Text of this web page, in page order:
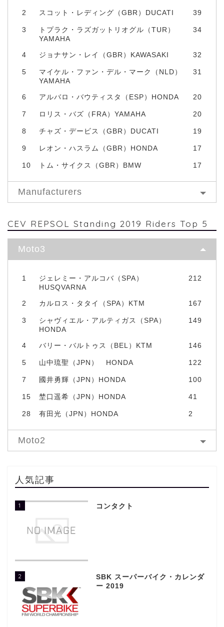
2 スコット・レディング（GBR）DUCATI 39
3
トプラク・ラズガットリオグル（TUR）
YAMAHA
34
4 ジョナサン・レイ（GBR）KAWASAKI 32
5
マイケル・ファン・デル・マーク（NLD）
YAMAHA
31
6 アルバロ・バウティスタ（ESP）HONDA 20
7 ロリス・バズ（FRA）YAMAHA 20
8 チャズ・デービス（GBR）DUCATI 19
9 レオン・ハスラム（GBR）HONDA 17
10 トム・サイクス（GBR）BMW 17
Manufacturers
CEV REPSOL Standing 2019 Riders Top 5
Moto3
1
ジェレミー・アルコバ（SPA）
HUSQVARNA
212
2 カルロス・タタイ（SPA）KTM 167
3
シャヴィエル・アルティガス（SPA）
HONDA
149
4 バリー・バルトゥス（BEL）KTM 146
5 山中琉聖（JPN） HONDA 122
7 國井勇輝（JPN）HONDA 100
15 埜口遥希（JPN）HONDA 41
28 有田光（JPN）HONDA 2
Moto2
人気記事
1 コンタクト
2
SBK スーパーバイク・カレンダ
ー 2019